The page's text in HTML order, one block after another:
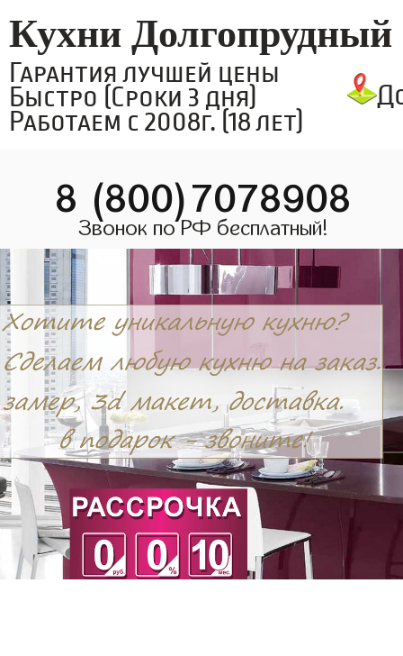
Кухни Долгопрудный
Гарантия лучшей цены
Быстро (Сроки 3 дня)
Работаем с 2008г. (18 лет)
8 (800)7078908
Звонок по РФ бесплатный!